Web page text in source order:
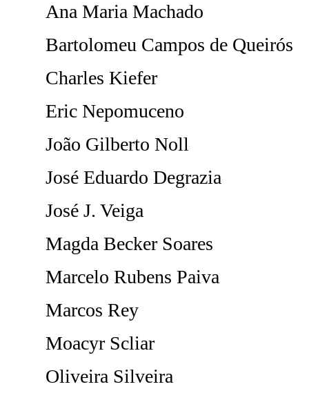
Ana Maria Machado
Bartolomeu Campos de Queirós
Charles Kiefer
Eric Nepomuceno
João Gilberto Noll
José Eduardo Degrazia
José J. Veiga
Magda Becker Soares
Marcelo Rubens Paiva
Marcos Rey
Moacyr Scliar
Oliveira Silveira